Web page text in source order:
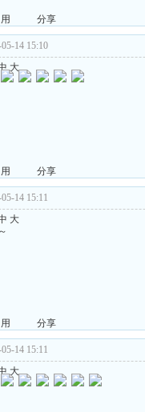
分享
14 15:10
大
分享
14 15:11
大
分享
14 15:11
大